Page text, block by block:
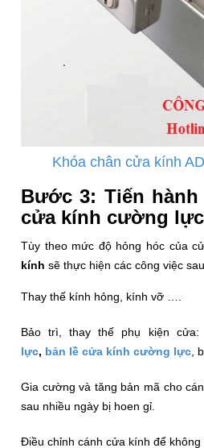
Khóa chân cửa kính
Bước 3: Tiến
cửa kính cường
Tùy theo mức độ hỏng hóc của
kính sẽ thực hiện các công việc
Thay thế kính hỏng, kính vỡ ….
Bảo trì, thay thế phụ kiện cửa:
lực, bản lề cửa kính cường lực ,
Gia cường và tăng bản mã cho
sau nhiều ngày bị hoen gỉ.
Điều chỉnh cánh cửa kính để không